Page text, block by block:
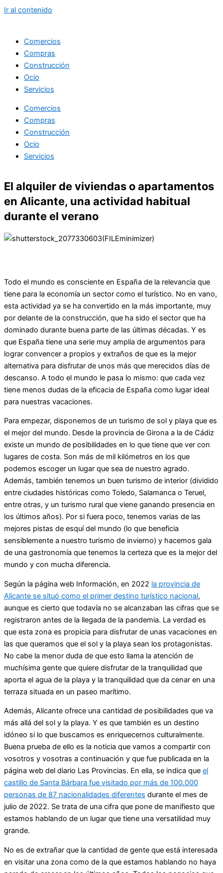
Ir al contenido
Comercios
Compras
Construcción
Ocio
Servicios
Comercios
Compras
Construcción
Ocio
Servicios
El alquiler de viviendas o apartamentos
en Alicante, una actividad habitual
durante el verano
Todo el mundo es consciente en España de la relevancia que
tiene para la economía un sector como el turístico. No en vano,
esta actividad ya se ha convertido en la más importante, muy
por delante de la construcción, que ha sido el sector que ha
dominado durante buena parte de las últimas décadas. Y es
que España tiene una serie muy amplia de argumentos para
lograr convencer a propios y extraños de que es la mejor
alternativa para disfrutar de unos más que merecidos días de
descanso. A todo el mundo le pasa lo mismo: que cada vez
tiene menos dudas de la eficacia de España como lugar ideal
para nuestras vacaciones.
Para empezar, disponemos de un turismo de sol y playa que es
el mejor del mundo. Desde la provincia de Girona a la de Cádiz
existe un mundo de posibilidades en lo que tiene que ver con
lugares de costa. Son más de mil kilómetros en los que
podemos escoger un lugar que sea de nuestro agrado.
Además, también tenemos un buen turismo de interior (dividido
entre ciudades históricas como Toledo, Salamanca o Teruel,
entre otras, y un turismo rural que viene ganando presencia en
los últimos años). Por si fuera poco, tenemos varias de las
mejores pistas de esquí del mundo (lo que beneficia
sensiblemente a nuestro turismo de invierno) y hacemos gala
de una gastronomía que tenemos la certeza que es la mejor del
mundo y con mucha diferencia.
Según la página web Información, en 2022 la provincia de
Alicante se situó como el primer destino turístico nacional,
aunque es cierto que todavía no se alcanzaban las cifras que se
registraron antes de la llegada de la pandemia. La verdad es
que esta zona es propicia para disfrutar de unas vacaciones en
las que queramos que el sol y la playa sean los protagonistas.
No cabe la menor duda de que esto llama la atención de
muchísima gente que quiere disfrutar de la tranquilidad que
aporta el agua de la playa y la tranquilidad que da cenar en una
terraza situada en un paseo marítimo.
Además, Alicante ofrece una cantidad de posibilidades que va
más allá del sol y la playa. Y es que también es un destino
idóneo si lo que buscamos es enriquecernos culturalmente.
Buena prueba de ello es la noticia que vamos a compartir con
vosotros y vosotras a continuación y que fue publicada en la
página web del diario Las Provincias. En ella, se indica que el
castillo de Santa Bárbara fue visitado por más de 100.000
personas de 87 nacionalidades diferentes durante el mes de
julio de 2022. Se trata de una cifra que pone de manifiesto que
estamos hablando de un lugar que tiene una versatilidad muy
grande.
No es de extrañar que la cantidad de gente que está interesada
en visitar una zona como de la que estamos hablando no haya